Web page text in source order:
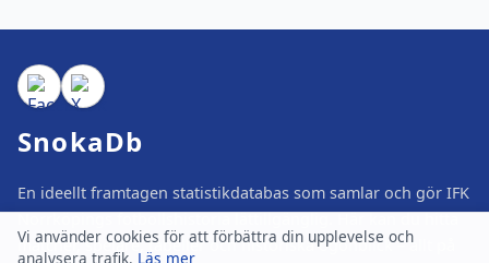
Vi använder cookies för att förbättra din upplevelse och
analysera trafik. Läs mer
SnokaDb
En ideellt framtagen statistikdatabas som samlar och gör IFK
Norrköpings fotbollshistoria lättillgänglig. Här kan du hitta
matcher, spelare, tabeller och historiska ögonblick – allt på